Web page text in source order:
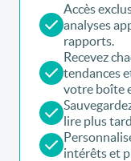
Accès
analyses
rapports.
Recevez
tendances
votre boîte
lire plus
intérêts et